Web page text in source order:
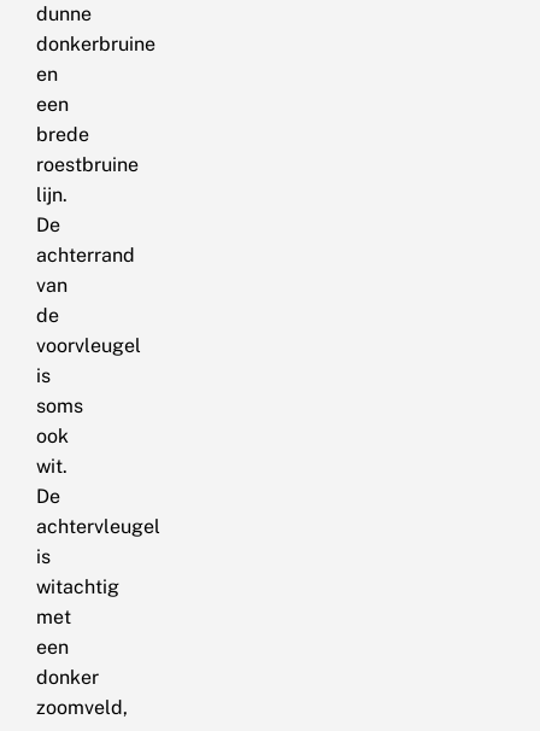
dunne
donkerbruine
en
een
brede
roestbruine
lijn.
De
achterrand
van
de
voorvleugel
is
soms
ook
wit.
De
achtervleugel
is
witachtig
met
een
donker
zoomveld,